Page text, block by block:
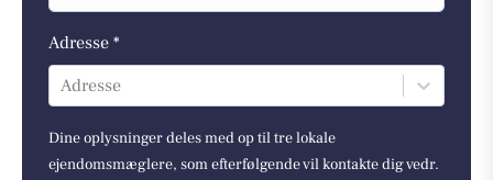
Adresse *
Adresse
Dine oplysninger deles med op til tre lokale
ejendomsmæglere, som efterfølgende vil kontakte dig vedr.